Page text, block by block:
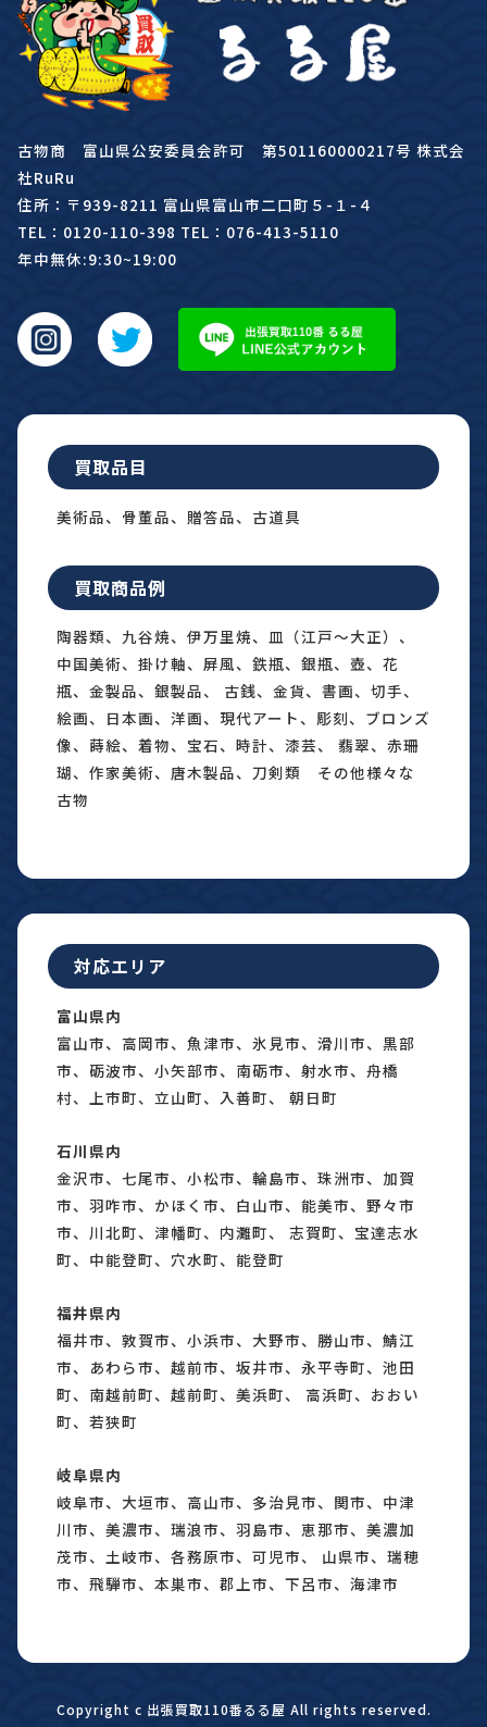
古物商 富山県公安委員会許可 第501160000217号 株式会
社RuRu
住所：〒939-8211 富山県富山市二口町５-１-４
TEL：0120-110-398 TEL：076-413-5110
年中無休:9:30~19:00
買取品目
美術品、骨董品、贈答品、古道具
買取商品例
陶器類、九谷焼、伊万里焼、皿（江戸〜大正）、
中国美術、掛け軸、屏風、鉄瓶、銀瓶、壺、花
瓶、金製品、銀製品、 古銭、金貨、書画、切手、
絵画、日本画、洋画、現代アート、彫刻、ブロンズ
像、蒔絵、着物、宝石、時計、漆芸、 翡翠、赤珊
瑚、作家美術、唐木製品、刀剣類 その他様々な
古物
対応エリア
富山県内
富山市、高岡市、魚津市、氷見市、滑川市、黒部
市、砺波市、小矢部市、南砺市、射水市、舟橋
村、上市町、立山町、入善町、 朝日町
石川県内
金沢市、七尾市、小松市、輪島市、珠洲市、加賀
市、羽咋市、かほく市、白山市、能美市、野々市
市、川北町、津幡町、内灘町、 志賀町、宝達志水
町、中能登町、穴水町、能登町
福井県内
福井市、敦賀市、小浜市、大野市、勝山市、鯖江
市、あわら市、越前市、坂井市、永平寺町、池田
町、南越前町、越前町、美浜町、 高浜町、おおい
町、若狭町
岐阜県内
岐阜市、大垣市、高山市、多治見市、関市、中津
川市、美濃市、瑞浪市、羽島市、恵那市、美濃加
茂市、土岐市、各務原市、可児市、 山県市、瑞穂
市、飛騨市、本巣市、郡上市、下呂市、海津市
Copyright c 出張買取110番るる屋 All rights reserved.